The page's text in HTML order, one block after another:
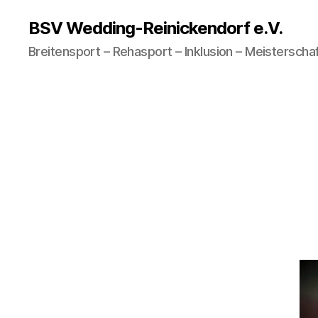
BSV Wedding-Reinickendorf e.V.
Breitensport – Rehasport – Inklusion –